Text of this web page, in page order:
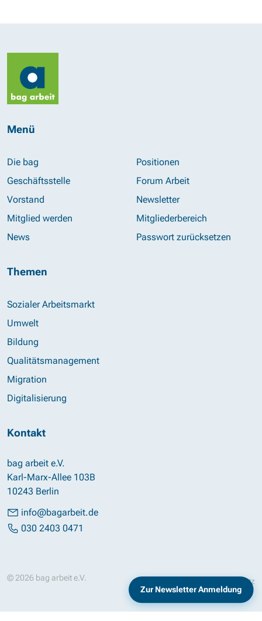
Menü
Die bag
Geschäftsstelle
Vorstand
Mitglied werden
News
Positionen
Forum Arbeit
Newsletter
Mitgliederbereich
Passwort zurücksetzen
Themen
Sozialer Arbeitsmarkt
Umwelt
Bildung
Qualitätsmanagement
Migration
Digitalisierung
Kontakt
bag arbeit e.V.
Karl-Marx-Allee 103B
10243 Berlin
info@bagarbeit.de
030 2403 0471
© 2026 bag arbeit e.V. Datenschutz
Zur Newsletter Anmeldung